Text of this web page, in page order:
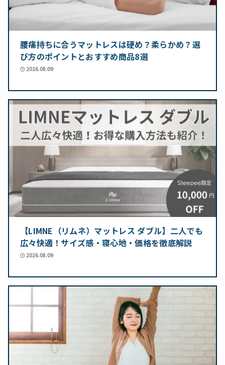
腰痛持ちに合うマットレスは硬め？柔らかめ？選
び方のポイントとおすすめ商品8選
2026.08.09
【LIMNE（リムネ）マットレス ダブル】二人でも
広々快適！サイズ感・寝心地・価格を徹底解説
2026.08.09